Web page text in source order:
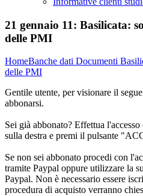
21 gennaio 11: Basilicata:
delle PMI
HomeBanche dati Documenti
delle PMI
Gentile utente, per visionare il
abbonarsi.
Sei già abbonato? Effettua
sulla destra e premi il pulsante
Se non sei abbonato procedi con
tramite Paypal oppure utilizzare la
Paypal. Non è necessario essere
procedura di acquisto verranno